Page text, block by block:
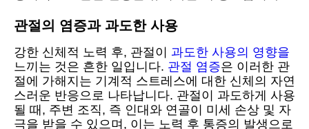
관절의 염증과 과도한 사용
강한 신체적 노력 후, 관절이 과도한 사용의 영향을
느끼는 것은 흔한 일입니다. 관절 염증은 이러한 관
절에 가해지는 기계적 스트레스에 대한 신체의 자연
스러운 반응으로 나타납니다. 관절이 과도하게 사용
될 때, 주변 조직, 즉 인대와 연골이 미세 손상 및 자
극을 받을 수 있으며, 이는 노력 후 통증의 발생으로